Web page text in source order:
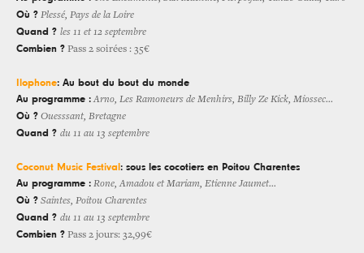
Où ? Plessé, Pays de la Loire
Quand ? les 11 et 12 septembre
Combien ? Pass 2 soirées : 35€
Ilophone: Au bout du bout du monde
Au programme :Arno, Les Ramoneurs de Menhirs, Billy Ze Kick, Miossec…
Où ? Ouesssant, Bretagne
Quand ? du 11 au 13 septembre
Coconut Music Festival : sous les cocotiers en Poitou Charentes
Au programme : Rone, Amadou et Mariam, Etienne Jaumet…
Où ? Saintes, Poitou Charentes
Quand ? du 11 au 13 septembre
Combien ? Pass 2 jours: 32,99€